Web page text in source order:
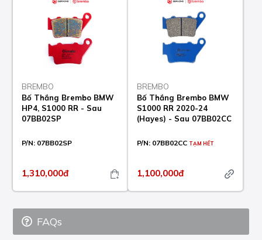
BREMBO
Bố Thắng Brembo BMW
HP4, S1000 RR - Sau
07BB02SP
P/N: 07BB02SP
1,310,000đ
BREMBO
Bố Thắng Brembo BMW
S1000 RR 2020-24
(Hayes) - Sau 07BB02CC
P/N: 07BB02CC TẠM HẾT
1,100,000đ
FAQs